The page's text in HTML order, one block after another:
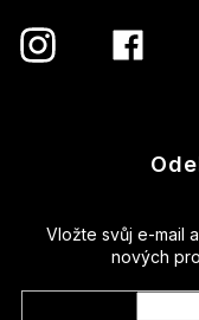
Vložte svůj e-mail
nových